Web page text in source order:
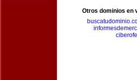
Otros dominios en